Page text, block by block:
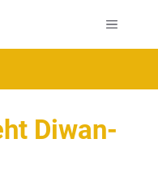
MENÜ
Diwan-